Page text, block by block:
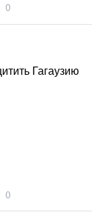
0
Гагаузию
0